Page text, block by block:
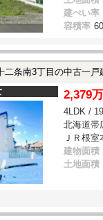
建ぺい率
容積率
二条南3丁目の中古一戸
2,379
4LDK /
北海道帯
ＪＲ根
建物面積
土地面積